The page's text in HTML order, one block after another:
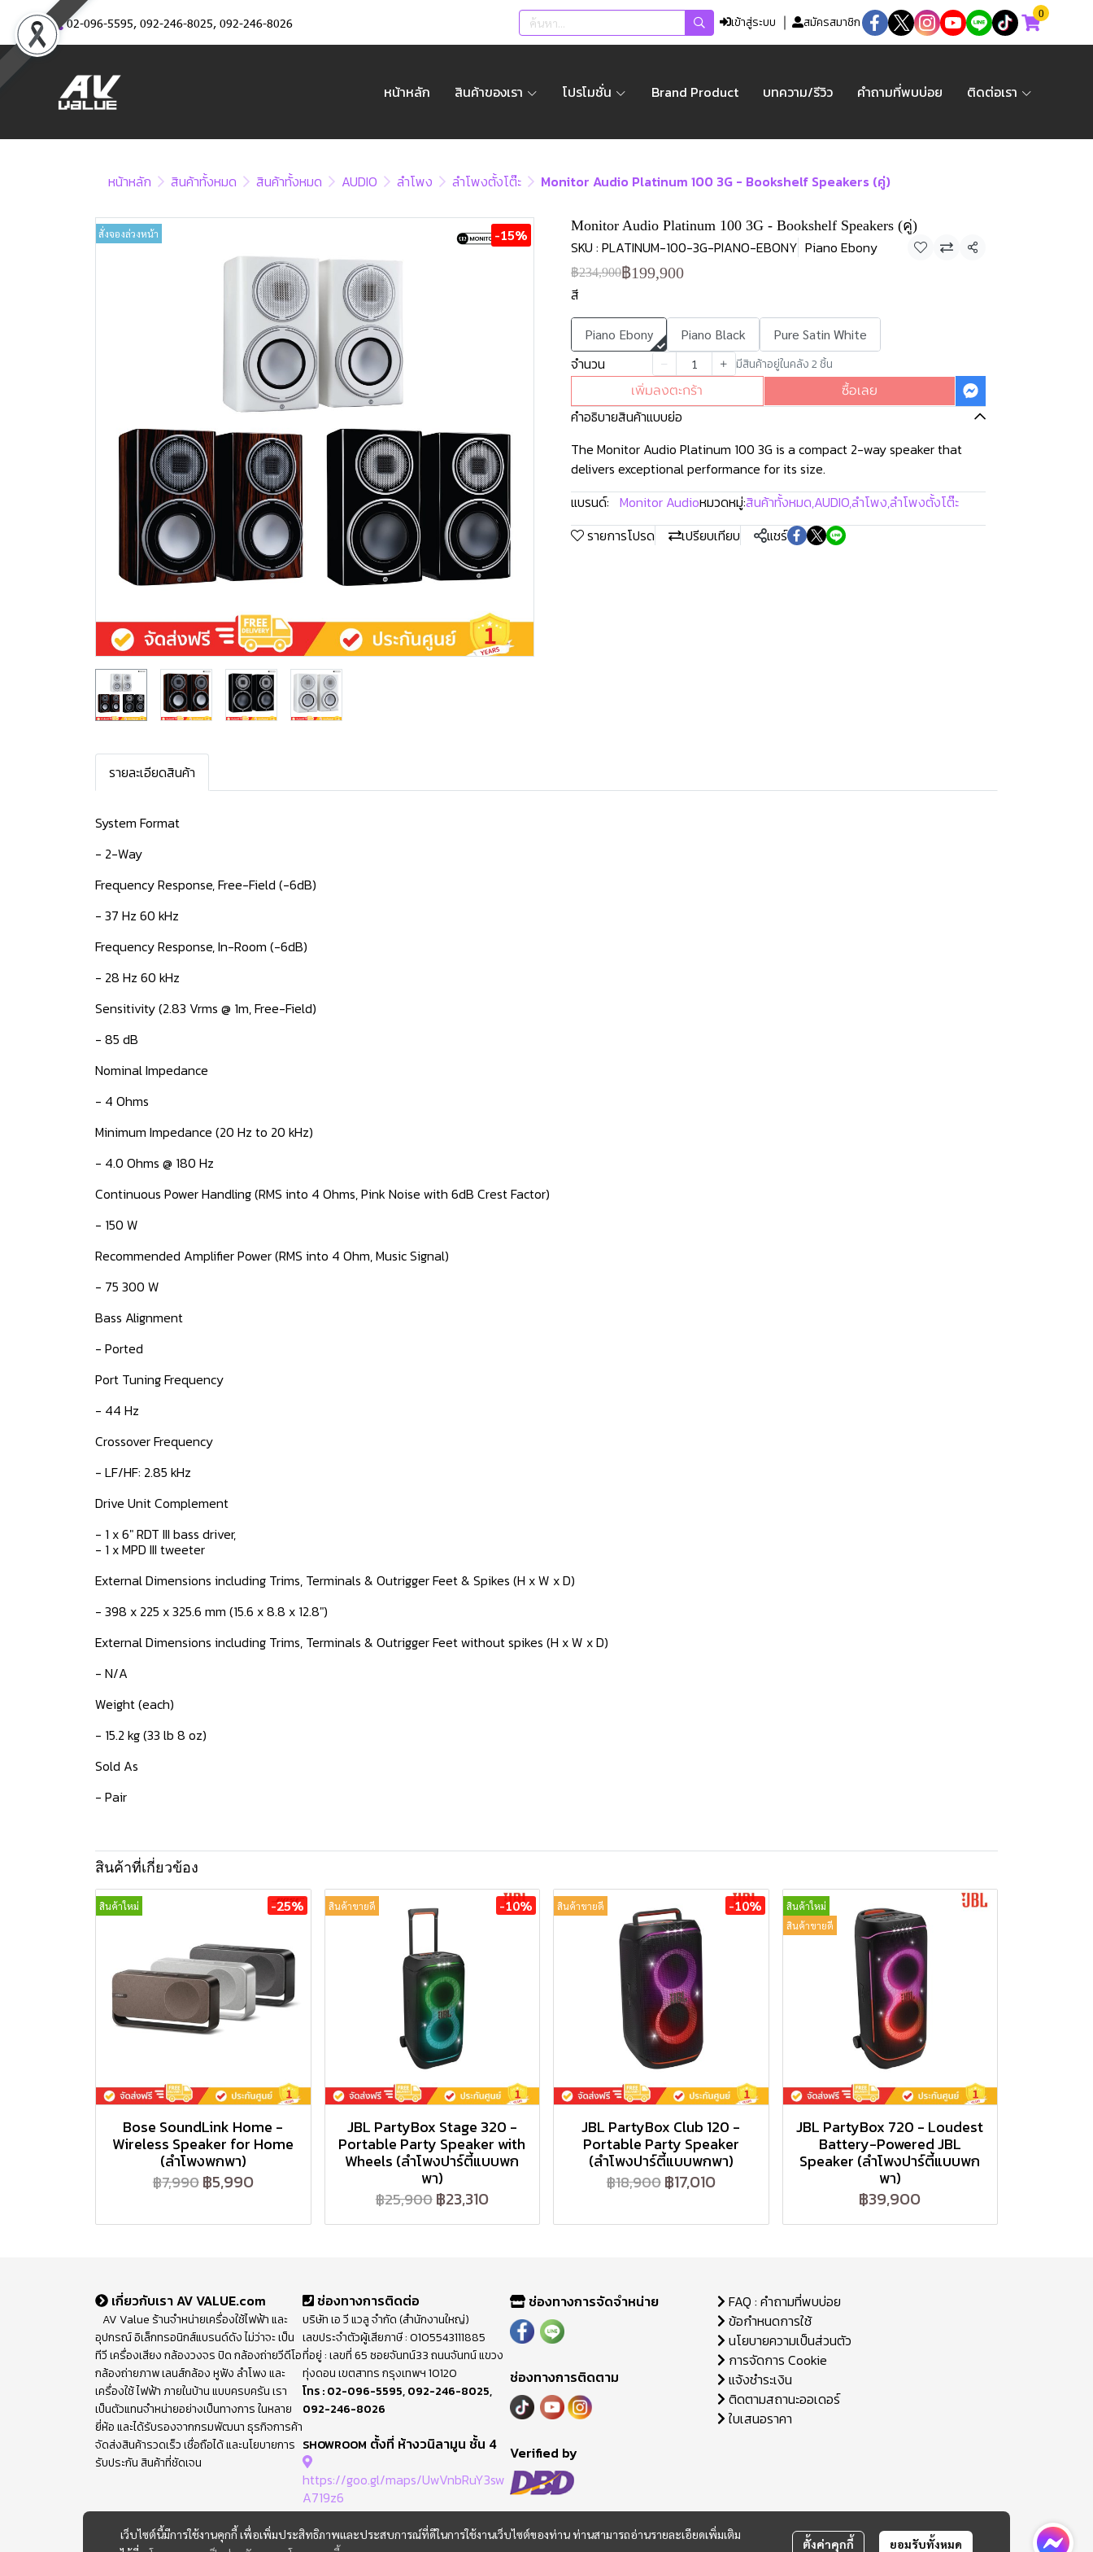
02-096-5595, 092-246-8025, 092-246-8026 เข้าสู่ระบบ สมัครสมาชิก
0
หน้าหลัก สินค้าของเรา โปรโมชั่น Brand Product บทความ/รีวิว คำถามที่พบบ่อย ติดต่อเรา
หน้าหลัก สินค้าทั้งหมด สินค้าทั้งหมด AUDIO ลำโพง ลำโพงตั้งโต๊ะ Monitor Audio Platinum 100 3G - Bookshelf Speakers (คู่)
สั่งจองล่วงหน้า -15%
Monitor Audio Platinum 100 3G - Bookshelf Speakers (คู่)
SKU : PLATINUM-100-3G-PIANO-EBONY Piano Ebony แชร์
฿234,900฿199,900
สี
Piano Ebony Piano Black Pure Satin White
จำนวน มีสินค้าอยู่ในคลัง 2 ชิ้น
เพิ่มลงตะกร้า
ซื้อเลย
คำอธิบายสินค้าแบบย่อ
The Monitor Audio Platinum 100 3G is a compact 2-way speaker that
delivers exceptional performance for its size.
แบรนด์: Monitor Audioหมวดหมู่:สินค้าทั้งหมด,AUDIO,ลำโพง,ลำโพงตั้งโต๊ะ
รายการโปรด
เปรียบเทียบ แชร์
รายละเอียดสินค้า
System Format
- 2-Way
Frequency Response, Free-Field (-6dB)​
- 37 Hz 60 kHz​
Frequency Response, In-Room (-6dB)
- 28 Hz 60 kHz​
Sensitivity (2.83 Vrms @ 1m, Free-Field)​​
- 85 dB
Nominal Impedance
- 4 Ohms
Minimum Impedance (20 Hz to 20 kHz)​​
- 4.0 Ohms​ @ 180 Hz​
Continuous Power Handling​ ​(RMS into 4 Ohms, Pink Noise with 6dB Crest Factor)
- 150 W​
Recommended Amplifier Power​ (RMS into 4 Ohm, Music Signal)
- 75 300 W​
Bass Alignment
- Ported
Port Tuning Frequency
- 44 Hz
Crossover Frequency
- LF/HF: 2.85 kHz​
Drive Unit Complement
- 1 x 6" RDT III bass driver,​
- 1 x MPD III tweeter​
External Dimensions including Trims, Terminals & Outrigger Feet & Spikes (H x W x D)
- 398 x 225 x 325.6 mm​ (15.6 x 8.8 x 12.8")
External Dimensions including Trims, Terminals & Outrigger Feet without spikes (H x W x D)
- N/A
Weight (each)
- 15.2 kg​ (33 lb 8 oz)
Sold As
- Pair
สินค้าที่เกี่ยวข้อง
สินค้าใหม่ -25%
Bose SoundLink Home -
Wireless Speaker for Home
(ลำโพงพกพา)
฿7,990฿5,990
สินค้าขายดี -10%
JBL PartyBox Stage 320 -
Portable Party Speaker with
Wheels (ลำโพงปาร์ตี้แบบพก
พา)
฿25,900฿23,310
สินค้าขายดี -10%
JBL PartyBox Club 120 -
Portable Party Speaker
(ลำโพงปาร์ตี้แบบพกพา)
฿18,900฿17,010
สินค้าใหม่
สินค้าขายดี
JBL PartyBox 720 - Loudest
Battery-Powered JBL
Speaker (ลำโพงปาร์ตี้แบบพก
พา)
฿39,900
เว็บไซต์นี้มีการใช้งานคุกกี้ เพื่อเพิ่มประสิทธิภาพและประสบการณ์ที่ดีในการใช้งานเว็บไซต์ของท่าน ท่านสามารถอ่านรายละเอียดเพิ่มเติม
ตั้งค่าคุกกี้ ยอมรับทั้งหมด
เกี่ยวกับเรา AV VALUE.com
AV Value ร้านจำหน่ายเครื่องใช้ไฟฟ้า และ
อุปกรณ์ อิเล็กทรอนิกส์แบรนด์ดัง ไม่ว่าจะ เป็น
ทีวี เครื่องเสียง กล้องวงจร ปิด กล้องถ่ายวีดีโอ
กล้องถ่ายภาพ เลนส์กล้อง หูฟัง ลำโพง และ
เครื่องใช้ ไฟฟ้า ภายในบ้าน แบบครบครัน เรา
เป็นตัวแทนจำหน่ายอย่างเป็นทางการ ในหลาย
ยี่ห้อ และได้รับรองจากกรมพัฒนา ธุรกิจการค้า
จัดส่งสินค้ารวดเร็ว เชื่อถือได้ และนโยบายการ
รับประกัน สินค้าที่ชัดเจน
ช่องทางการติดต่อ
บริษัท เอ วี แวลู จำกัด (สำนักงานใหญ่)
เลขประจำตัวผู้เสียภาษี : 0105543111885
ที่อยู่ : เลขที่ 65 ซอยจันทน์33 ถนนจันทน์ แขวง
ทุ่งดอน เขตสาทร กรุงเทพฯ 10120
โทร :02-096-5595,092-246-8025,
092-246-8026
SHOWROOM ตั้งที่ ห้างวนิลามูน ชั้น 4
https://goo.gl/maps/UwVnbRuY3sw
A719z6
ช่องทางการจัดจำหน่าย
ช่องทางการติดตาม
Verified by
FAQ : คำถามที่พบบ่อย
ข้อกำหนดการใช้
นโยบายความเป็นส่วนตัว
การจัดการ Cookie
แจ้งชำระเงิน
ติดตามสถานะออเดอร์
ใบเสนอราคา